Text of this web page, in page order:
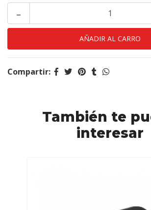
-
Compartir:
También te
interesar